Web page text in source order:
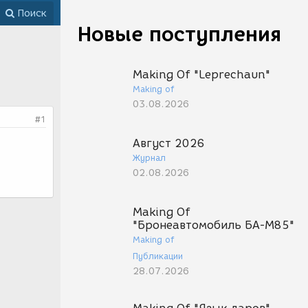
Новые поступления
Making Of "Leprechaun"
Making of
03.08.2026
Август 2026
Журнал
02.08.2026
Making Of
"Бронеавтомобиль БА-М85"
Making of
Публикации
28.07.2026
Поиск
#1